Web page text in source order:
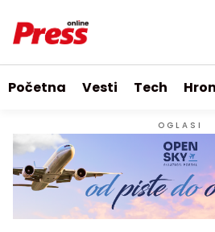
Početna Vesti Tech
OGLASI